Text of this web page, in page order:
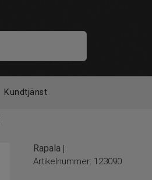
Kundtjänst
Rapala |
Artikelnummer: 123090